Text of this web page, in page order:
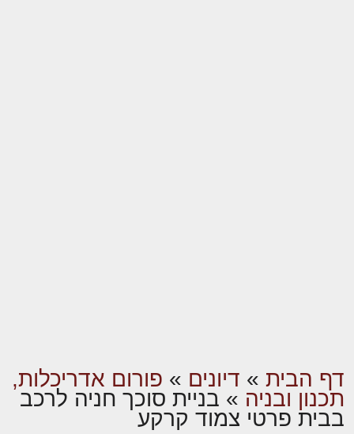
דף הבית » דיונים » פורום אדריכלות,
תכנון ובניה » בניית סוכך חניה לרכב
בבית פרטי צמוד קרקע